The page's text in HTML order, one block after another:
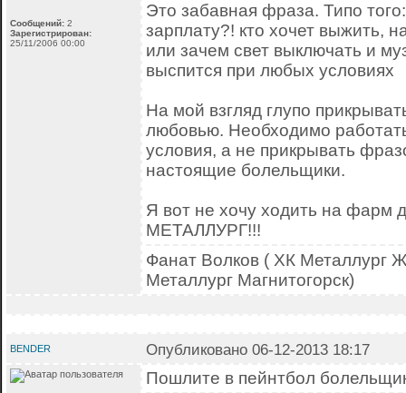
Сообщений: 2
Зарегистрирован:
25/11/2006 00:00
Это забавная фраза. Типо
зарплату?! кто хочет выжить,
или зачем свет выключать и
выспится при любых условиях
На мой взгляд глупо
любовью. Необходимо
условия, а не прикрывать
настоящие болельщики.
Я вот не хочу ходить на фарм
МЕТАЛЛУРГ!!!
Фанат Волков ( ХК Металлург
Металлург Магнитогорск)
BENDER Опубликовано 06-12-2013 18:17
Пошлите в пейнтбол